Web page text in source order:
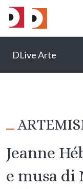
DLive Arte
Jeanne
e musa di